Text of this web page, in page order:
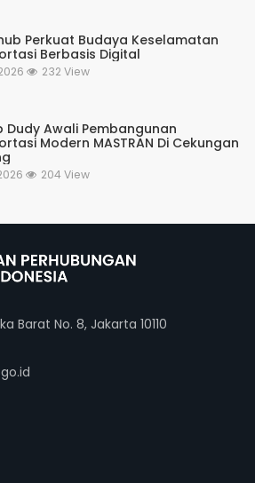
Perkuat Budaya Keselamatan
Berbasis Digital
232 View
Dudy Awali Pembangunan
Modern MASTRAN Di Cekungan
204 View
Barat No. 8, Jakarta 10110